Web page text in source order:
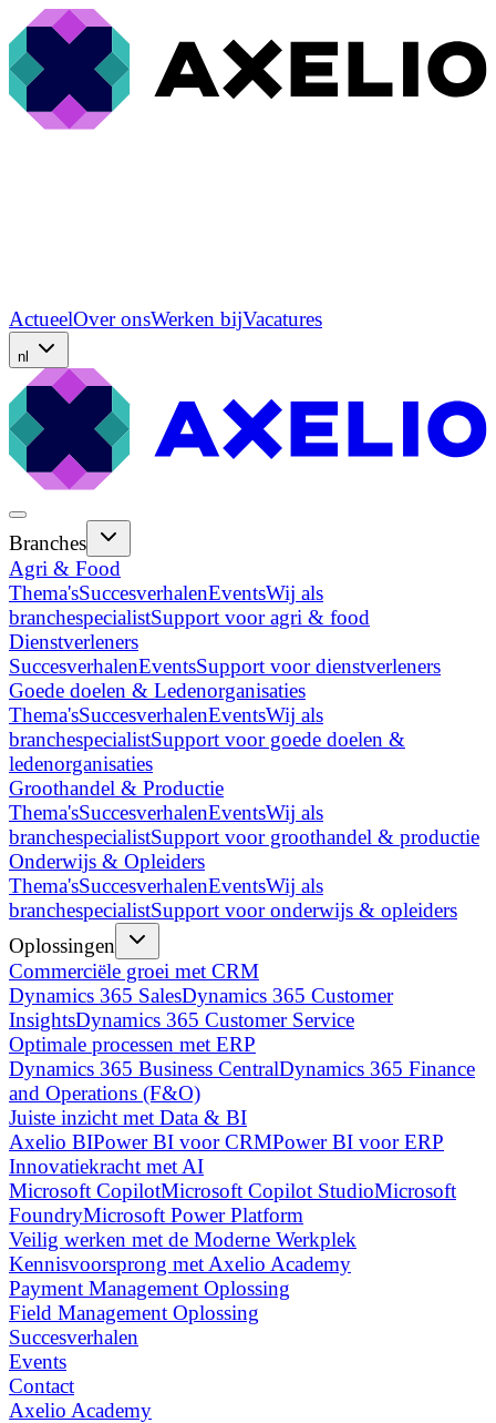
ActueelOver onsWerken bijVacatures
nl
Branches
Agri & Food
Thema'sSuccesverhalenEventsWij als
branchespecialistSupport voor agri & food
Dienstverleners
SuccesverhalenEventsSupport voor dienstverleners
Goede doelen & Ledenorganisaties
Thema'sSuccesverhalenEventsWij als
branchespecialistSupport voor goede doelen &
ledenorganisaties
Groothandel & Productie
Thema'sSuccesverhalenEventsWij als
branchespecialistSupport voor groothandel & productie
Onderwijs & Opleiders
Thema'sSuccesverhalenEventsWij als
branchespecialistSupport voor onderwijs & opleiders
Oplossingen
Commerciële groei met CRM
Dynamics 365 SalesDynamics 365 Customer
InsightsDynamics 365 Customer Service
Optimale processen met ERP
Dynamics 365 Business CentralDynamics 365 Finance
and Operations (F&O)
Juiste inzicht met Data & BI
Axelio BIPower BI voor CRMPower BI voor ERP
Innovatiekracht met AI
Microsoft CopilotMicrosoft Copilot StudioMicrosoft
FoundryMicrosoft Power Platform
Veilig werken met de Moderne Werkplek
Kennisvoorsprong met Axelio Academy
Payment Management Oplossing
Field Management Oplossing
Succesverhalen
Events
Contact
Axelio Academy